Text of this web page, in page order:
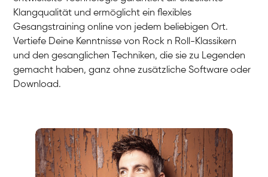
Klangqualität und ermöglicht ein flexibles
Gesangstraining online von jedem beliebigen Ort.
Vertiefe Deine Kenntnisse von Rock n Roll-Klassikern
und den gesanglichen Techniken, die sie zu Legenden
gemacht haben, ganz ohne zusätzliche Software oder
Download.
Stefan
Gesang / Vocal